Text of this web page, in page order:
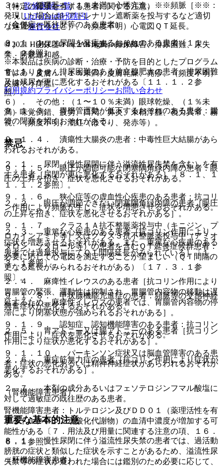
（特定の背景を有する患者に関する注意）
（合併症・既往歴等のある患者）
９．１．１． 尿閉を発症するおそれのある患者〔１１．
１．２参照〕。
９．１．２． 排尿困難のある前立腺肥大の患者：排尿困難
又は残尿が更に悪化するおそれがある〔１１．１．２参
照〕。
９．１．３． 胃腸管運動が低下するおそれのある患者：腸
管の閉塞を招くおそれがある。
９．１．４． 潰瘍性大腸炎の患者：中毒性巨大結腸があら
われるおそれがある。
９．１．５． 眼圧が調節可能な閉塞隅角緑内障の患者：眼
圧の上昇を招き、症状を悪化させるおそれがある。
９．１．６． 狭心症等の虚血性心疾患のある患者：抗コリ
ン作用により頻脈が生じ、症状を増悪させるおそれがある。
９．１．７． クラス１Ａ抗不整脈薬投与中（キニジン、プ
ロカインアミド等）又はクラス３抗不整脈薬投与中（アミオ
ダロン、ソタロール等）の患者を含むＱＴ延長症候群患者：
必要に応じて心電図を測定することが望ましい（ＱＴ間隔の
更なる延長がみられるおそれがある）〔１７．３．１参
照〕。
９．１．８． 甲状腺機能亢進症の患者：頻脈等の交感神経
興奮症状が悪化するおそれがある。
９．１．９． 認知症、認知機能障害のある患者：抗コリン
作用により、症状を悪化させるおそれがある。
９．１．１０． パーキンソン症状又は脳血管障害のある患
者：症状の悪化あるいは精神神経症状があらわれるおそれが
ある。
（腎機能障害患者）
腎機能障害患者：トルテロジン及びＤＤ０１（薬理活性を有
するトルテロジン水酸化代謝物）の血清中濃度が増加する可
能性がある〔７．用法及び用量に関連する注意の項、１６．
６．１参照〕。
（肝機能障害患者）
３）． 循環器：（１％未満）心悸亢進、※※頻脈［※※：
発現した場合はβ−アドレナリン遮断薬を投与するなど適切
な処置を行うこと］、（頻度不明）心電図ＱＴ延長。
４）． 泌尿器：（１％未満）排尿障害、排尿困難、尿失
禁、膀胱違和感。
５）． 皮膚：（１％未満）皮膚乾燥、発疹、（頻度不明）
皮膚そう痒症。
６）． その他：（１〜１０％未満）眼球乾燥、（１％未
満）味覚倒錯、疲労、口渇、鼻炎、末梢浮腫、視力異常、霧
視、（頻度不明）潮紅（ほてり、発赤等）。
禁忌
２．１． 尿閉（慢性尿閉に伴う溢流性尿失禁を含む）を有
する患者［尿閉が更に悪化するおそれがある］〔８．１、１
１．１．２参照〕。
２．２． 眼圧が調節できない閉塞隅角緑内障の患者［眼圧
の上昇を招き、症状を悪化させるおそれがある］。
２．３． 重篤な心疾患のある患者［抗コリン作用により、
症状を増悪させるおそれがある。また、重篤な心疾患のある
患者では過量投与にてＱＴ間隔延長がみられている］〔１
３．１参照〕。
２．４． 麻痺性イレウスのある患者［抗コリン作用により
胃腸管の緊張、運動性は抑制され、胃腸管内容物の移動は遅
延するため、麻痺性イレウスの患者では、胃腸管内容物の停
滞により閉塞状態が強められるおそれがある］。
２．５． 胃アトニー又は腸アトニーのある患者［抗コリン
作用により症状が悪化するおそれがある］。
２．６． 重症筋無力症の患者［抗コリン作用により症状が
悪化するおそれがある］。
２．７． 本剤の成分あるいはフェソテロジンフマル酸塩に
対して過敏症の既往歴のある患者。
重要な基本的注意
８．１． 慢性尿閉に伴う溢流性尿失禁の患者では、過活動
膀胱の症状と類似した症状を示すことがあるため、溢流性尿
失禁等の症状が疑われた場合には鑑別のため必要に応じて、
監修医師一覧
UpToDate特別割引
運営会社
© 2021 HOKUTO Inc. All rights reserved.
※本製品は疾病の診断・治療・予防を目的としたプログラム
ではありません。
利用規約プライバシーポリシーお問い合わせ